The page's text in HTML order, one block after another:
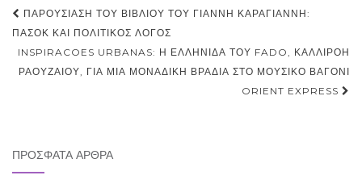
Post
navigation
ΠΑΡΟΥΣΊΑΣΗ ΤΟΥ ΒΙΒΛΊΟΥ ΤΟΥ ΓΙΆΝΝΗ ΚΑΡΑΓΙΆΝΝΗ:
ΠΑΣΟΚ ΚΑΙ ΠΟΛΙΤΙΚΌΣ ΛΌΓΟΣ
INSPIRACOES URBANAS: Η ΕΛΛΗΝΊΔΑ ΤΟΥ FADO, ΚΑΛΛΙΡΌΗ
ΡΑΟΥΖΑΊΟΥ, ΓΙΑ ΜΊΑ ΜΟΝΑΔΙΚΉ ΒΡΑΔΙΆ ΣΤΟ ΜΟΥΣΙΚΌ ΒΑΓΌΝΙ
ORIENT EXPRESS
ΠΡΌΣΦΑΤΑ ΆΡΘΡΑ